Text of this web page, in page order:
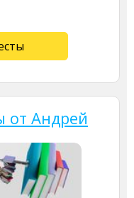
от Андрей